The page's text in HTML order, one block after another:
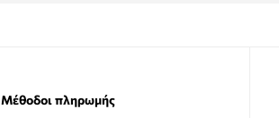
Μέθοδοι πληρωμής